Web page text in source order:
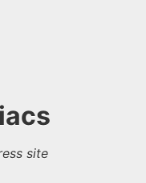
site